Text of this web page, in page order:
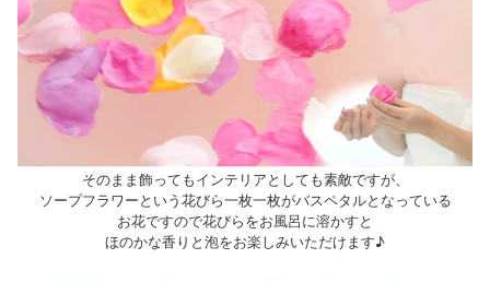
そのまま飾ってもインテリアとしても素敵ですが、
ソープフラワーという花びら一枚一枚がバスペタルとなっている
お花ですので花びらをお風呂に溶かすと
ほのかな香りと泡をお楽しみいただけます♪